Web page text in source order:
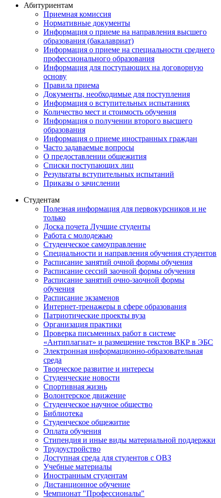
Абитуриентам
Приемная комиссия
Нормативные документы
Информация о приеме на направления высшего
образования (бакалавриат)
Информация о приеме на специальности среднего
профессионального образования
Информация для поступающих на договорную
основу
Правила приема
Документы, необходимые для поступления
Информация о вступительных испытаниях
Количество мест и стоимость обучения
Информация о получении второго высшего
образования
Информация о приеме иностранных граждан
Часто задаваемые вопросы
О предоставлении общежития
Списки поступающих лиц
Результаты вступительных испытаний
Приказы о зачислении
Студентам
Полезная информация для первокурсников и не
только
Доска почета Лучшие студенты
Работа с молодежью
Студенческое самоуправление
Специальности и направления обучения студентов
Расписание занятий очной формы обучения
Расписание сессий заочной формы обучения
Расписание занятий очно-заочной формы
обучения
Расписание экзаменов
Интернет-тренажеры в сфере образования
Патриотические проекты вуза
Организация практики
Проверка письменных работ в системе
«Антиплагиат» и размещение текстов ВКР в ЭБС
Электронная информационно-образовательная
среда
Творческое развитие и интересы
Студенческие новости
Спортивная жизнь
Волонтерское движение
Студенческое научное общество
Библиотека
Студенческое общежитие
Оплата обучения
Стипендия и иные виды материальной поддержки
Трудоустройство
Доступная среда для студентов с ОВЗ
Учебные материалы
Иностранным студентам
Дистанционное обучение
Чемпионат "Профессионалы"